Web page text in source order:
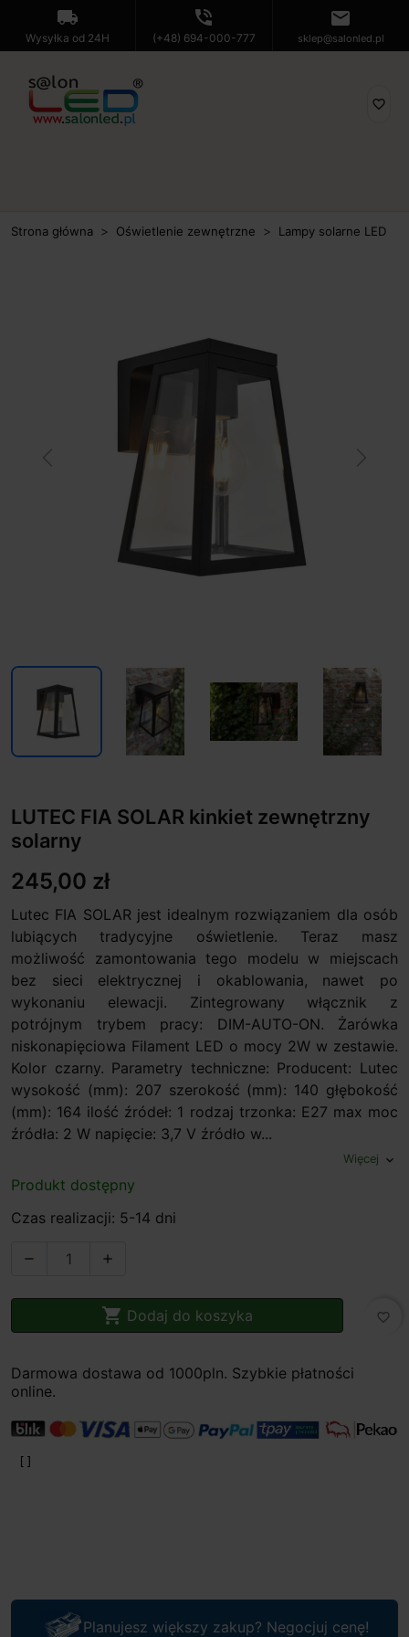
local_shipping
Wysyłka od 24H
phone_in_talk
(+48) 694-000-777
mail
sklep@salonled.pl
favorite_border
Strona główna Oświetlenie zewnętrzne Lampy solarne LED
LUTEC FIA SOLAR kinkiet zewnętrzny
solarny
245,00 zł
Lutec FIA SOLAR jest idealnym rozwiązaniem dla osób
lubiących tradycyjne oświetlenie. Teraz masz
możliwość zamontowania tego modelu w miejscach
bez sieci elektrycznej i okablowania, nawet po
wykonaniu elewacji. Zintegrowany włącznik z
potrójnym trybem pracy: DIM-AUTO-ON. Żarówka
niskonapięciowa Filament LED o mocy 2W w zestawie.
Kolor czarny. Parametry techniczne: Producent: Lutec
wysokość (mm): 207 szerokość (mm): 140 głębokość
(mm): 164 ilość źródeł: 1 rodzaj trzonka: E27 max moc
źródła: 2 W napięcie: 3,7 V źródło w...
Więcej expand_more
Produkt dostępny
Czas realizacji: 5-14 dni
 
 Dodaj do koszyka favorite_border
Darmowa dostawa od 1000pln. Szybkie płatności
online.
Planujesz większy zakup? Negocjuj cenę!